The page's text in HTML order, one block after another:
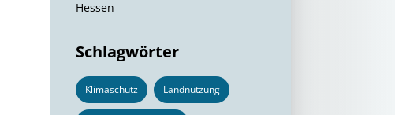
Hessen
Schlagwörter
Klimaschutz Landnutzung